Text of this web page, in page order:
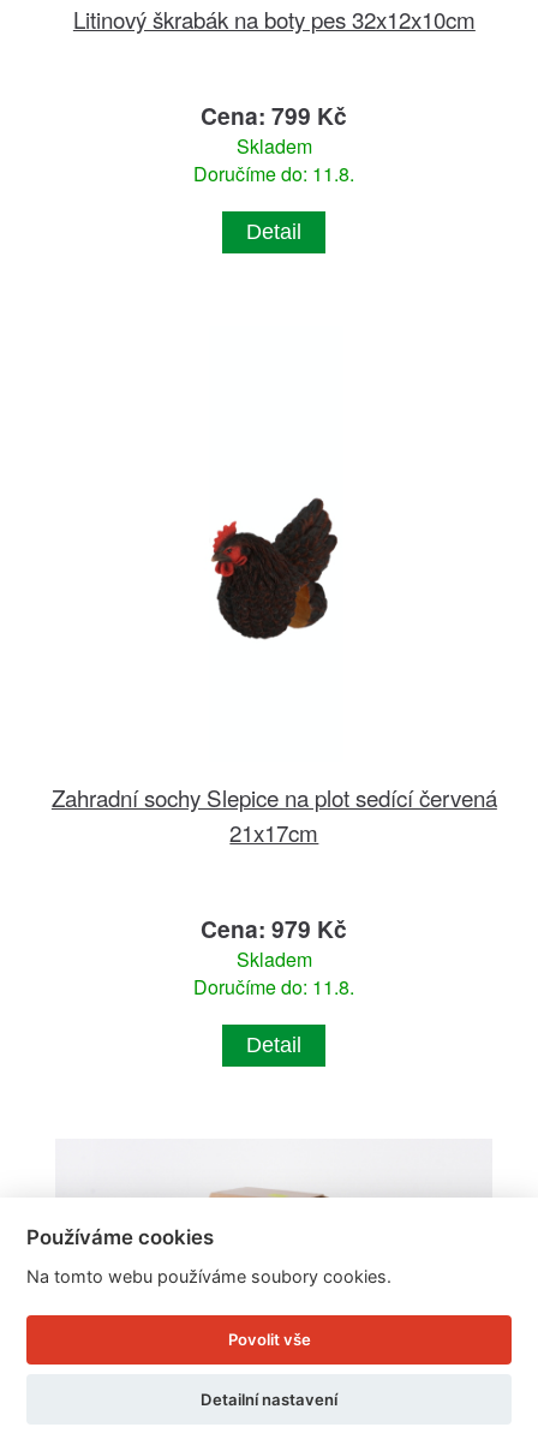
Litinový škrabák na boty pes 32x12x10cm
Cena: 799 Kč
Skladem
Doručíme do: 11.8.
Detail
Zahradní sochy Slepice na plot sedící červená
21x17cm
Cena: 979 Kč
Skladem
Doručíme do: 11.8.
Detail
Používáme cookies
Na tomto webu používáme soubory cookies.
Povolit vše
Detailní nastavení